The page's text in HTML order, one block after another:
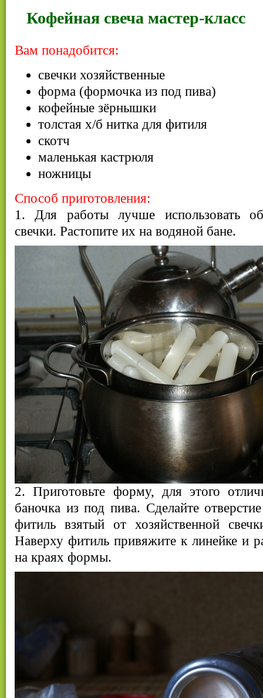
Кофейная свеча мастер-класс
Вам понадобится:
свечки хозяйственные
форма (формочка из под пива)
кофейные зёрнышки
толстая х/б нитка для фитиля
скотч
маленькая кастрюля
ножницы
Способ приготовления:
1. Для работы лучше использовать
свечки. Растопите их на водяной бане.
2. Приготовьте форму, для этого
баночка из под пива. Сделайте
фитиль взятый от хозяйственной
Наверху фитиль привяжите к линейке и
на краях формы.